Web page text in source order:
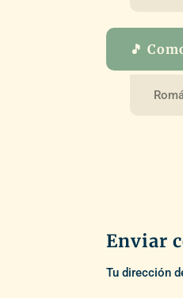
🎵
Enviar
Tu dirección